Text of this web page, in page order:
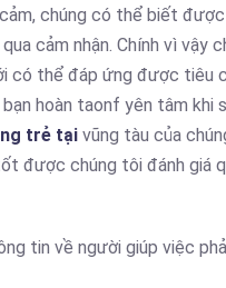
chúng có thể biết
cảm nhận. Chính vì vậy
có thể đáp ứng được tiêu
hoàn taonf yên tâm khi
trẻ tại vũng tàu của
được chúng tôi đánh giá
tin về người giúp việc